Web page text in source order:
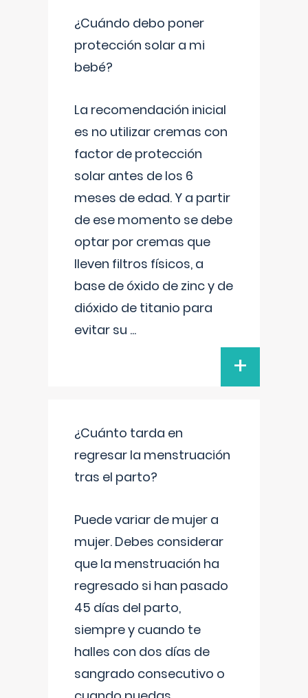
¿Cuándo debo poner
protección solar a mi
bebé?
La recomendación inicial
es no utilizar cremas con
factor de protección
solar antes de los 6
meses de edad. Y a partir
de ese momento se debe
optar por cremas que
lleven filtros físicos, a
base de óxido de zinc y de
dióxido de titanio para
evitar su ...
+
¿Cuánto tarda en
regresar la menstruación
tras el parto?
Puede variar de mujer a
mujer. Debes considerar
que la menstruación ha
regresado si han pasado
45 días del parto,
siempre y cuando te
halles con dos días de
sangrado consecutivo o